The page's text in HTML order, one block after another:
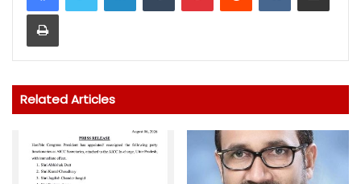
Print
Related Articles